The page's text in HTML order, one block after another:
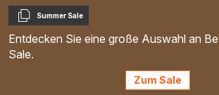
Kopieren
Summer Sale
Entdecken Sie eine große Auswahl an
Sale.
Zum Sale